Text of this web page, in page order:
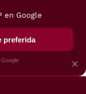
GUÍAS DE
×
en Google
preferida